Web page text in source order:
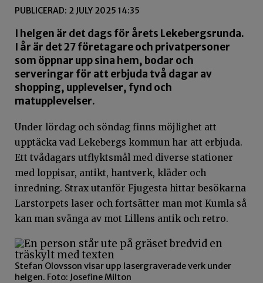
PUBLICERAD: 2 JULY 2025 14:35
I helgen är det dags för årets Lekebergsrunda.
I år är det 27 företagare och privatpersoner
som öppnar upp sina hem, bodar och
serveringar för att erbjuda två dagar av
shopping, upplevelser, fynd och
matupplevelser.
Under lördag och söndag finns möjlighet att
upptäcka vad Lekebergs kommun har att erbjuda.
Ett tvådagars utflyktsmål med diverse stationer
med loppisar, antikt, hantverk, kläder och
inredning. Strax utanför Fjugesta hittar besökarna
Larstorpets laser och fortsätter man mot Kumla så
kan man svänga av mot Lillens antik och retro.
Stefan Olovsson visar upp lasergraverade verk under
helgen. Foto: Josefine Milton